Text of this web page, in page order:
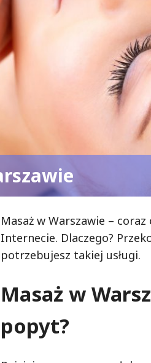
Masaż w Warszawie –
Internecie. Dlaczego?
potrzebujesz takiej usługi.
Masaż w
popyt?